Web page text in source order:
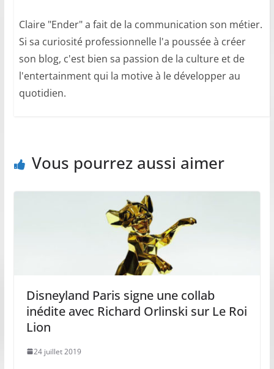
Claire "Ender" a fait de la communication son métier.
Si sa curiosité professionnelle l'a poussée à créer
son blog, c'est bien sa passion de la culture et de
l'entertainment qui la motive à le développer au
quotidien.
Vous pourrez aussi aimer
Disneyland Paris signe une collab
inédite avec Richard Orlinski sur Le Roi
Lion
24 juillet 2019